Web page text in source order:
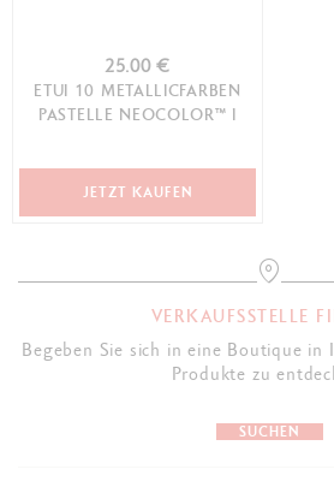
25.00 €
ETUI 10 METALLICFARBEN
PASTELLE NEOCOLOR™ I
JETZT KAUFEN
VERKAUFSSTELLE
Begeben Sie sich in eine Boutique in
Produkte zu
SUCHEN